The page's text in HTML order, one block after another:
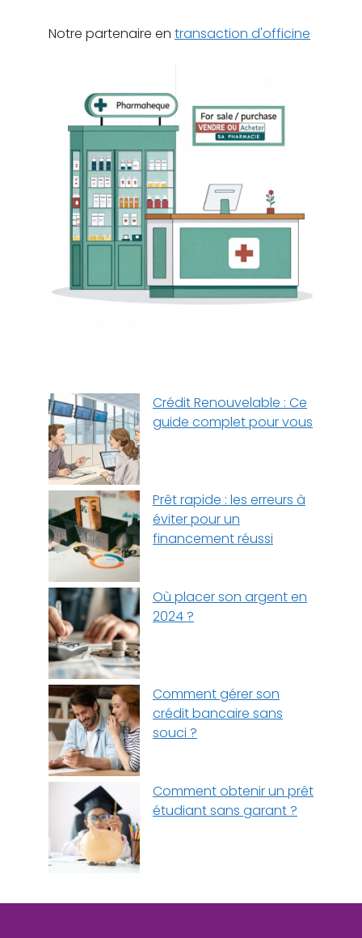
Notre partenaire en transaction d'officine
Crédit Renouvelable : Ce
guide complet pour vous
Prêt rapide : les erreurs à
éviter pour un
financement réussi
Où placer son argent en
2024 ?
Comment gérer son
crédit bancaire sans
souci ?
Comment obtenir un prêt
étudiant sans garant ?